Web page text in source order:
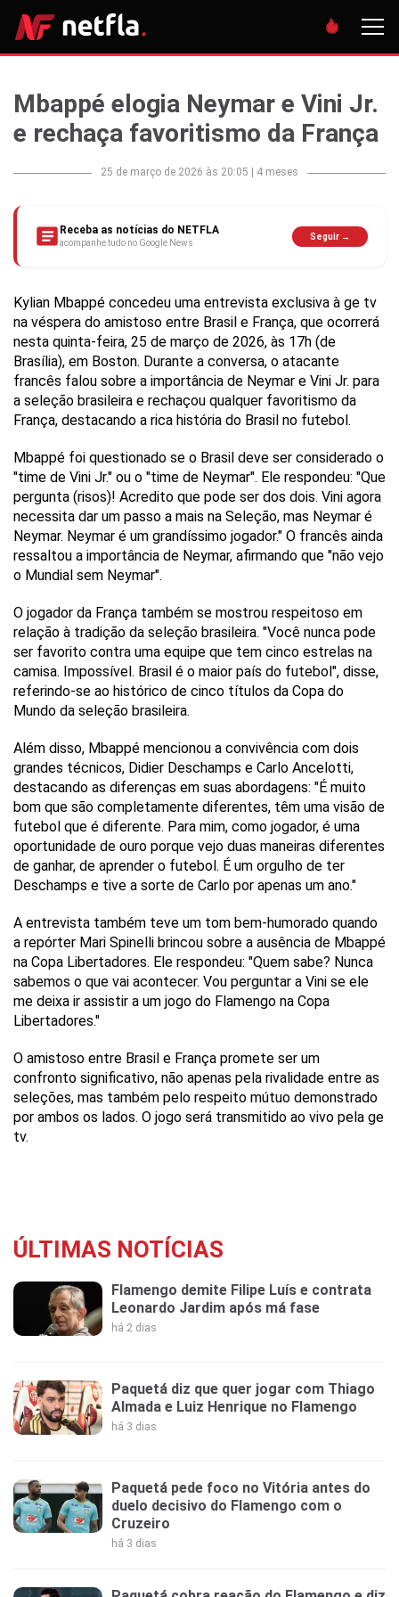
Mbappé elogia Neymar e Vini Jr.
e rechaça favoritismo da França
25 de março de 2026 às 20:05 4 meses
Receba as notícias do NETFLA
acompanhe tudo no Google News
Seguir →
Kylian Mbappé concedeu uma entrevista exclusiva à ge tv
na véspera do amistoso entre Brasil e França, que ocorrerá
nesta quinta-feira, 25 de março de 2026, às 17h (de
Brasília), em Boston. Durante a conversa, o atacante
francês falou sobre a importância de Neymar e Vini Jr. para
a seleção brasileira e rechaçou qualquer favoritismo da
França, destacando a rica história do Brasil no futebol.
Mbappé foi questionado se o Brasil deve ser considerado o
"time de Vini Jr." ou o "time de Neymar". Ele respondeu: "Que
pergunta (risos)! Acredito que pode ser dos dois. Vini agora
necessita dar um passo a mais na Seleção, mas Neymar é
Neymar. Neymar é um grandíssimo jogador." O francês ainda
ressaltou a importância de Neymar, afirmando que "não vejo
o Mundial sem Neymar".
O jogador da França também se mostrou respeitoso em
relação à tradição da seleção brasileira. "Você nunca pode
ser favorito contra uma equipe que tem cinco estrelas na
camisa. Impossível. Brasil é o maior país do futebol", disse,
referindo-se ao histórico de cinco títulos da Copa do
Mundo da seleção brasileira.
Além disso, Mbappé mencionou a convivência com dois
grandes técnicos, Didier Deschamps e Carlo Ancelotti,
destacando as diferenças em suas abordagens: "É muito
bom que são completamente diferentes, têm uma visão de
futebol que é diferente. Para mim, como jogador, é uma
oportunidade de ouro porque vejo duas maneiras diferentes
de ganhar, de aprender o futebol. É um orgulho de ter
Deschamps e tive a sorte de Carlo por apenas um ano."
A entrevista também teve um tom bem-humorado quando
a repórter Mari Spinelli brincou sobre a ausência de Mbappé
na Copa Libertadores. Ele respondeu: "Quem sabe? Nunca
sabemos o que vai acontecer. Vou perguntar a Vini se ele
me deixa ir assistir a um jogo do Flamengo na Copa
Libertadores."
O amistoso entre Brasil e França promete ser um
confronto significativo, não apenas pela rivalidade entre as
seleções, mas também pelo respeito mútuo demonstrado
por ambos os lados. O jogo será transmitido ao vivo pela ge
tv.
ÚLTIMAS NOTÍCIAS
Flamengo demite Filipe Luís e contrata
Leonardo Jardim após má fase
há 2 dias
Paquetá diz que quer jogar com Thiago
Almada e Luiz Henrique no Flamengo
há 3 dias
Paquetá pede foco no Vitória antes do
duelo decisivo do Flamengo com o
Cruzeiro
há 3 dias